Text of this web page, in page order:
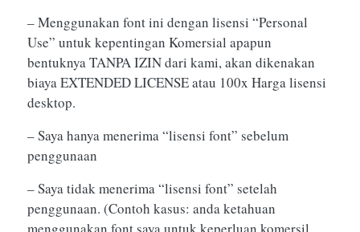
– Menggunakan font ini dengan lisensi “Personal
Use” untuk kepentingan Komersial apapun
bentuknya TANPA IZIN dari kami, akan dikenakan
biaya EXTENDED LICENSE atau 100x Harga lisensi
desktop.
– Saya hanya menerima “lisensi font” sebelum
penggunaan
– Saya tidak menerima “lisensi font” setelah
penggunaan. (Contoh kasus: anda ketahuan